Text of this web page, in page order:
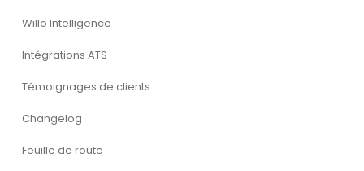
Willo Intelligence
Intégrations ATS
Témoignages de clients
Changelog
Feuille de route